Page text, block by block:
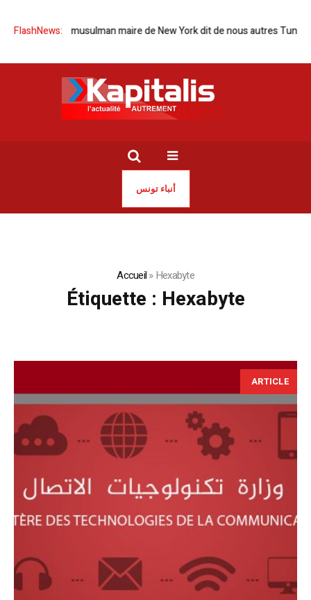
FlashNews:
d’un musulman maire de New York dit de nous autres Tunisiens
أنباء تونس
Accueil»Hexabyte
Étiquette : Hexabyte
ARTICLE